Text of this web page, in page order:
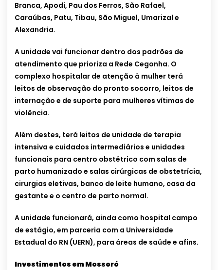
Branca, Apodi, Pau dos Ferros, São Rafael,
Caraúbas, Patu, Tibau, São Miguel, Umarizal e
Alexandria.
A unidade vai funcionar dentro dos padrões de
atendimento que prioriza a Rede Cegonha. O
complexo hospitalar de atenção à mulher terá
leitos de observação do pronto socorro, leitos de
internação e de suporte para mulheres vítimas de
violência.
Além destes, terá leitos de unidade de terapia
intensiva e cuidados intermediários e unidades
funcionais para centro obstétrico com salas de
parto humanizado e salas cirúrgicas de obstetrícia,
cirurgias eletivas, banco de leite humano, casa da
gestante e o centro de parto normal.
A unidade funcionará, ainda como hospital campo
de estágio, em parceria com a Universidade
Estadual do RN (UERN), para áreas de saúde e afins.
Investimentos em Mossoró